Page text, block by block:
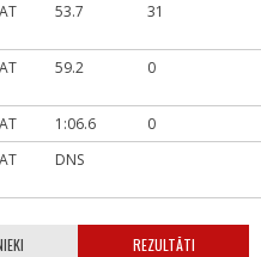
53.7 31
59.2 0
1:06.6
0
DNS
REZULTĀTI